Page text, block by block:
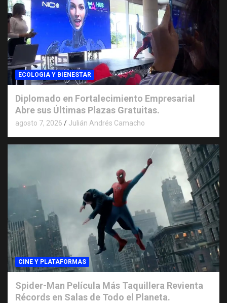
ECOLOGIA Y BIENESTAR
Diplomado en Fortalecimiento Empresarial
Abre sus Últimas Plazas Gratuitas.
agosto 7, 2026 Julián Andrés Camacho
CINE Y PLATAFORMAS
Spider-Man Película Más Taquillera Revienta
Récords en Salas de Todo el Planeta.